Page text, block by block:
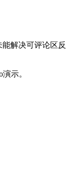
能解决可评论区反
示。